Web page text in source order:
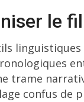
le
trame
confus de